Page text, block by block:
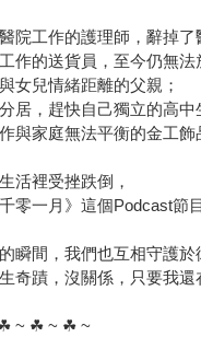
院工作的護理師，辭掉了
作的送貨員，至今仍無法
女兒情緒距離的父親；
居，趕快自己獨立的高中
與家庭無法平衡的金工飾
活裡受挫跌倒，
零一月》這個Podcast
瞬間，我們也互相守護於
奇蹟，沒關係，只要我還
~ ☘︎ ~ ☘︎ ~